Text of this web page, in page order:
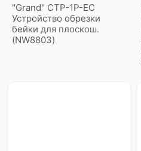
"Grand" CTP-1P-EC
Устройство обрезки
бейки для плоскош.
(NW8803)